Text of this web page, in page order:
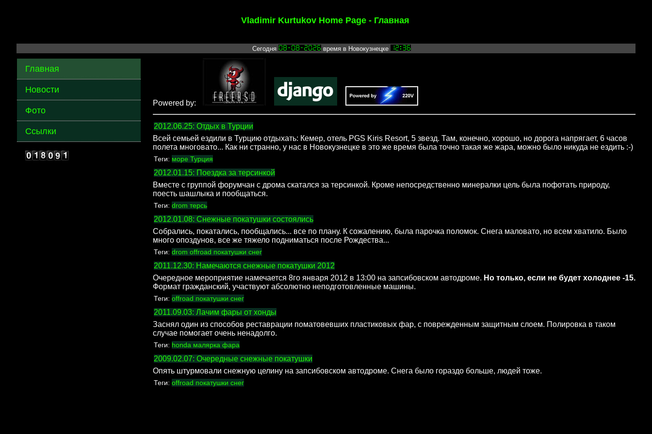
Vladimir Kurtukov Home Page - Главная
Сегодня время в Новокузнецке
Главная
Новости
Фото
Ссылки
Powered by:
2012.06.25: Отдых в Турции
Всей семьей ездили в Турцию отдыхать: Кемер, отель PGS Kiris Resort, 5 звезд. Там, конечно, хорошо, но дорога напрягает, 6 часов
полета многовато... Как ни странно, у нас в Новокузнецке в это же время была точно такая же жара, можно было никуда не ездить :-)
Теги: море Турция
2012.01.15: Поездка за терсинкой
Вместе с группой форумчан с дрома скатался за терсинкой. Кроме непосредственно минералки цель была пофотать природу,
поесть шашлыка и пообщаться.
Теги: drom терсь
2012.01.08: Cнежные покатушки состоялись
Собрались, покатались, пообщались... все по плану. К сожалению, была парочка поломок. Снега маловато, но всем хватило. Было
много опоздунов, все же тяжело подниматься после Рождества...
Теги: drom offroad покатушки снег
2011.12.30: Намечаются снежные покатушки 2012
Очередное мероприятие намечается 8го января 2012 в 13:00 на запсибовском автодроме. Но только, если не будет холоднее -15.
Формат гражданский, участвуют абсолютно неподготовленные машины.
Теги: offroad покатушки снег
2011.09.03: Лачим фары от хонды
Заснял один из способов реставрации поматовевших пластиковых фар, с поврежденным защитным слоем. Полировка в таком
случае помогает очень ненадолго.
Теги: honda малярка фара
2009.02.07: Очередные снежные покатушки
Опять штурмовали снежную целину на запсибовском автодроме. Снега было гораздо больше, людей тоже.
Теги: offroad покатушки снег